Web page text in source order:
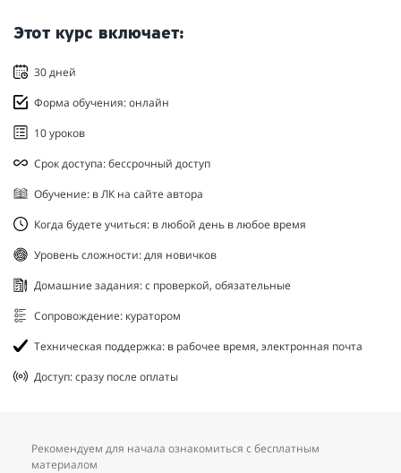
Этот курс включает:
30 дней
Форма обучения: онлайн
10 уроков
Срок доступа: бессрочный доступ
Обучение: в ЛК на сайте автора
Когда будете учиться: в любой день в любое время
Уровень сложности: для новичков
Домашние задания: с проверкой, обязательные
Сопровождение: куратором
Техническая поддержка: в рабочее время, электронная почта
Доступ: сразу после оплаты
Рекомендуем для начала ознакомиться с бесплатным
материалом